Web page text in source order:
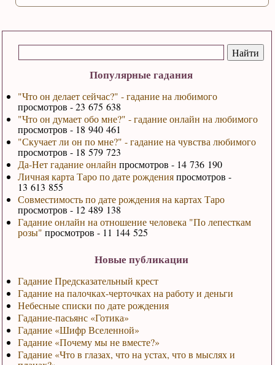
Популярные гадания
"Что он делает сейчас?" - гадание на любимого
просмотров - 23 675 638
"Что он думает обо мне?" - гадание онлайн на любимого
просмотров - 18 940 461
"Скучает ли он по мне?" - гадание на чувства любимого
просмотров - 18 579 723
Да-Нет гадание онлайн просмотров - 14 736 190
Личная карта Таро по дате рожденияпросмотров -
13 613 855
Совместимость по дате рождения на картах Таро
просмотров - 12 489 138
Гадание онлайн на отношение человека "По лепесткам
розы" просмотров - 11 144 525
Новые публикации
Гадание Предсказательный крест
Гадание на палочках-черточках на работу и деньги
Небесные списки по дате рождения
Гадание-пасьянс «Готика»
Гадание «Шифр Вселенной»
Гадание «Почему мы не вместе?»
Гадание «Что в глазах, что на устах, что в мыслях и